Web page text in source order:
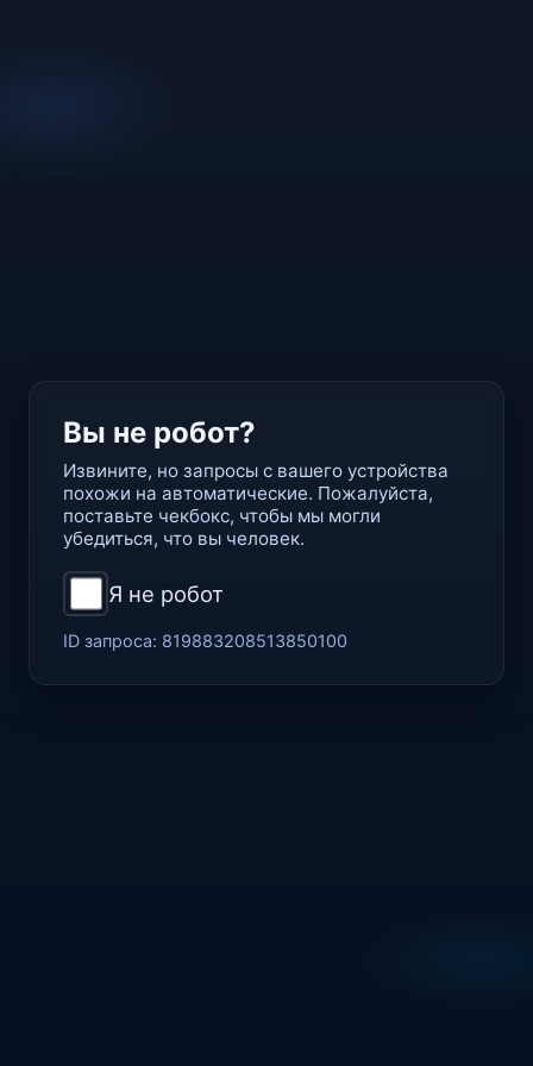
Вы не робот?
Извините, но запросы с вашего устройства
похожи на автоматические. Пожалуйста,
поставьте чекбокс, чтобы мы могли
убедиться, что вы человек.
Я не робот
ID запроса: 819883208513850100